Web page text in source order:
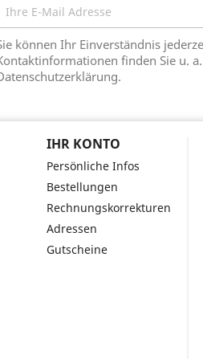
können Ihr Einverständnis
finden Sie u.
IHR KONTO
Persönliche Infos
Bestellungen
Rechnungskorrekturen
Adressen
Gutscheine